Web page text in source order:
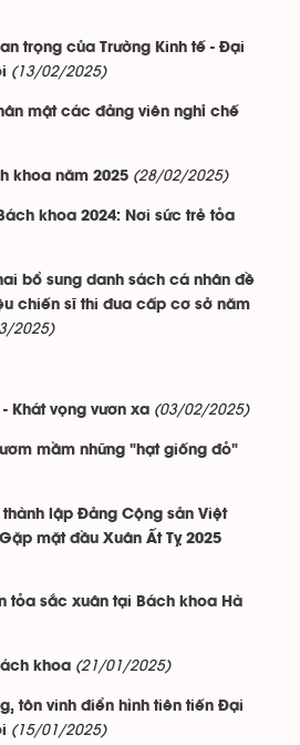
trọng của Trường Kinh tế - Đại
(13/02/2025)
mật các đảng viên nghỉ chế
khoa năm 2025 (28/02/2025)
khoa 2024: Nơi sức trẻ tỏa
bổ sung danh sách cá nhân đề
chiến sĩ thi đua cấp cơ sở năm
2025)
Khát vọng vươn xa (03/02/2025)
mầm những "hạt giống đỏ"
thành lập Đảng Cộng sản Việt
mặt đầu Xuân Ất Tỵ 2025
tỏa sắc xuân tại Bách khoa Hà
khoa (21/01/2025)
tôn vinh điển hình tiên tiến Đại
(15/01/2025)